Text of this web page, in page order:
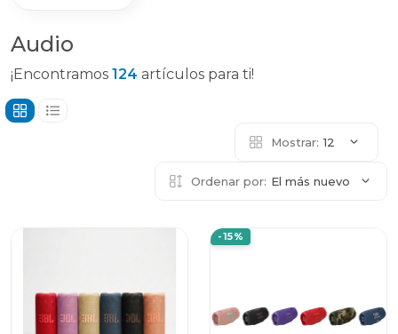
Audio
¡Encontramos 124 artículos para ti!
Mostrar: 12
Ordenar por: El más nuevo
-15%